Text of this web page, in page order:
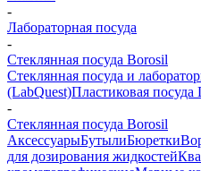
-
Лабораторная посуда
-
Стеклянная посуда Borosil
Стеклянная посуда и
(LabQuest)Пластиковая посуда
-
Стеклянная посуда Borosil
АксессуарыБутылиБюретки
для дозирования жидкостей